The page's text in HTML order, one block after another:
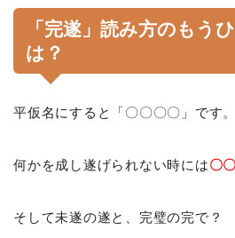
「完遂」読み方のもう
は？
平仮名にすると「〇〇〇〇」です。
何かを成し遂げられない時には〇
そして未遂の遂と、完璧の完で？